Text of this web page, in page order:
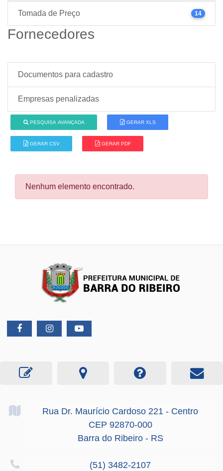
Tomada de Preço 14
Fornecedores
Documentos para cadastro
Empresas penalizadas
PESQUISA AVANÇADA GERAR XLS
GERAR CSV GERAR PDF
Nenhum elemento encontrado.
Rua Dr. Maurício Cardoso 221 - Centro
CEP 92870-000
Barra do Ribeiro - RS
(51) 3482-2107